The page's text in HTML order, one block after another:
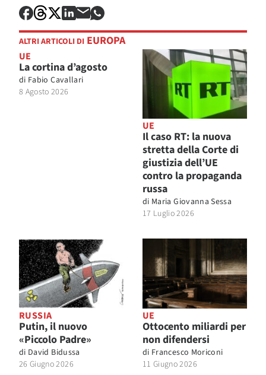
ALTRI ARTICOLI DI EUROPA
UE
La cortina d’agosto
di Fabio Cavallari
8 Agosto 2026
UE
Il caso RT: la nuova
stretta della Corte di
giustizia dell’UE
contro la propaganda
russa
di Maria Giovanna Sessa
17 Luglio 2026
RUSSIA
Putin, il nuovo
«Piccolo Padre»
di David Bidussa
26 Giugno 2026
UE
Ottocento miliardi per
non difendersi
di Francesco Moriconi
11 Giugno 2026